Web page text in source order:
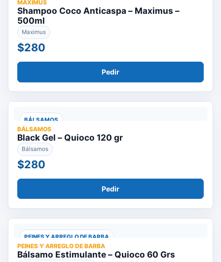
MAXIMUS
Shampoo Coco Anticaspa – Maximus –
500ml
Maximus
$280
Pedir
BÁLSAMOS
BÁLSAMOS
Black Gel – Quioco 120 gr
Bálsamos
$280
Pedir
PEINES Y ARREGLO DE BARBA
PEINES Y ARREGLO DE BARBA
Bálsamo Estimulante – Quioco 60 Grs